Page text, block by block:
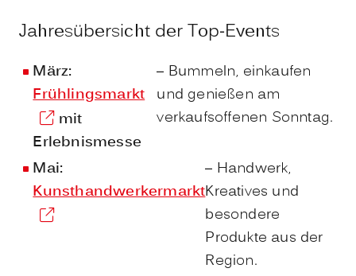
Jahresübersicht der Top-Events
März:
Frühlingsmarkt
mit
Erlebnismesse
– Bummeln, einkaufen
und genießen am
verkaufsoffenen Sonntag.
Mai:
Kunsthandwerkermarkt
– Handwerk,
Kreatives und
besondere
Produkte aus der
Region.